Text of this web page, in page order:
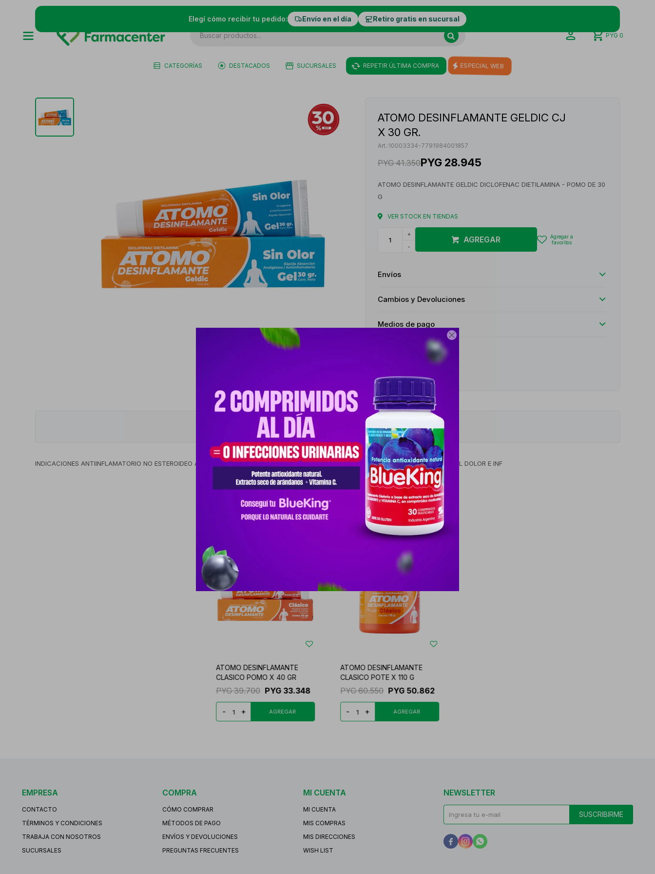

Elegí cómo recibir tu pedido: Envío en el día Retiro gratis en sucursal
CATEGORÍAS DESTACADOS SUCURSALES REPETIR ÚLTIMA COMPRA ESPECIAL WEB
PYG 0
ATOMO DESINFLAMANTE GELDIC CJ
X 30 GR.
10003334-7791984001857
PYG 41.350PYG 28.945
ATOMO DESINFLAMANTE GELDIC DICLOFENAC DIETILAMINA - POMO DE 30
G
VER STOCK EN TIENDAS
+
-
AGREGAR
Envíos
Cambios y Devoluciones
Medios de pago
Características
Venta libre
Descripción
INDICACIONES ANTIINFLAMATORIO NO ESTEROIDEO ANALGÉSICO, DE USO PERCUTÁNEO. ACCIÓN TERAPÉUTICA TRATAMIENTO TÓPICO DEL DOLOR E INF
Productos que te pueden interesar
ATOMO DESINFLAMANTE
CLASICO POMO X 40 GR
PYG 39.700 PYG 33.348
- +
ATOMO DESINFLAMANTE
CLASICO POTE X 110 G
PYG 60.550 PYG 50.862
- +
EMPRESA
CONTACTO
TÉRMINOS Y CONDICIONES
TRABAJA CON NOSOTROS
SUCURSALES
COMPRA
CÓMO COMPRAR
MÉTODOS DE PAGO
ENVÍOS Y DEVOLUCIONES
PREGUNTAS FRECUENTES
MI CUENTA
MI CUENTA
MIS COMPRAS
MIS DIRECCIONES
WISH LIST
NEWSLETTER
SUSCRIBIRME
  